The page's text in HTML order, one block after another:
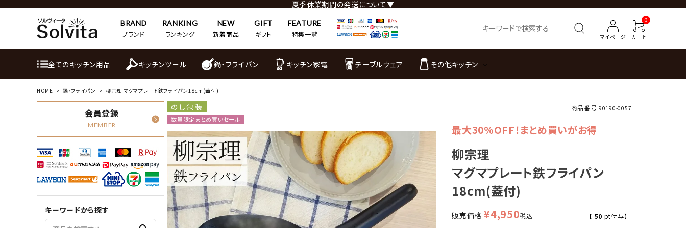
夏季休業期間の発送について▼
BRAND
ブランド
RANKING
ランキング
NEW
新着商品
GIFT
ギフト
FEATURE
特集一覧
マイページ
0
カート
全てのキッチン用品 キッチンツール 鍋・フライパン キッチン家電 テーブルウェア その他キッチン
HOME 鍋・フライパン 柳宗理 マグマプレート鉄フライパン18cm(蓋付)
会員登録
MEMBER
キーワードから探す
のし包装
数量限定まとめ買いセール
商品番号 90190-0057
最大30%OFF！まとめ買いがお得
柳宗理
マグマプレート鉄フライパン
18cm(蓋付)
販売価格 ¥4,950税込 【 50 pt付与】